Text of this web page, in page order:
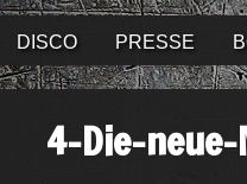
DISCO PRESSE
4-Die-